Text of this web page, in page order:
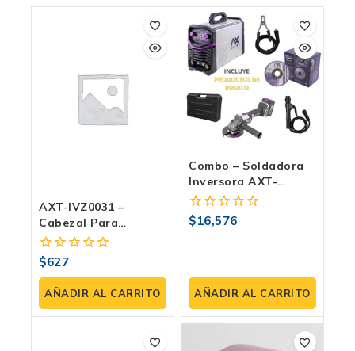
AXT-IVZ0031 –
Cabezal Para
Antorcha De Plasma
IPT40
0
fuera
de
5
$627
AÑADIR AL CARRITO
Combo – Soldadora
Inversora AXT-
307MF-C1
0
$16,576
AÑADIR AL CARRITO